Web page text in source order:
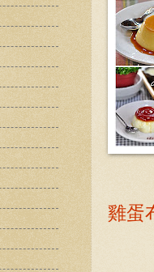
雞蛋